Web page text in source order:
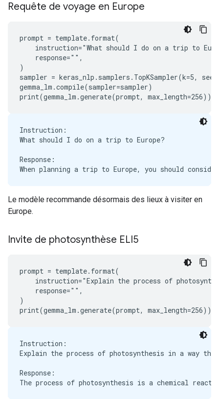
Requête de voyage en Europe
prompt = template.format(
instruction="What should I do on a trip to
    response="",
)
sampler = keras_nlp.samplers.TopKSampler(k=5,
gemma_lm.compile(sampler=sampler)
Instruction:
What should I do on a trip to Europe?
Response:
Le modèle recommande désormais des lieux à visiter en
Europe.
Invite de photosynthèse ELI5
prompt = template.format(
instruction="Explain the process of
    response="",
)
Instruction:
Explain the process of photosynthesis in a way
Response: